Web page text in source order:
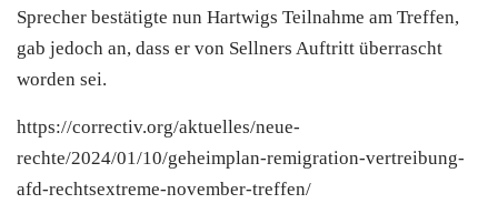
Sprecher bestätigte nun Hartwigs Teilnahme am Treffen,
gab jedoch an, dass er von Sellners Auftritt überrascht
worden sei.
https://correctiv.org/aktuelles/neue-
rechte/2024/01/10/geheimplan-remigration-vertreibung-
afd-rechtsextreme-november-treffen/